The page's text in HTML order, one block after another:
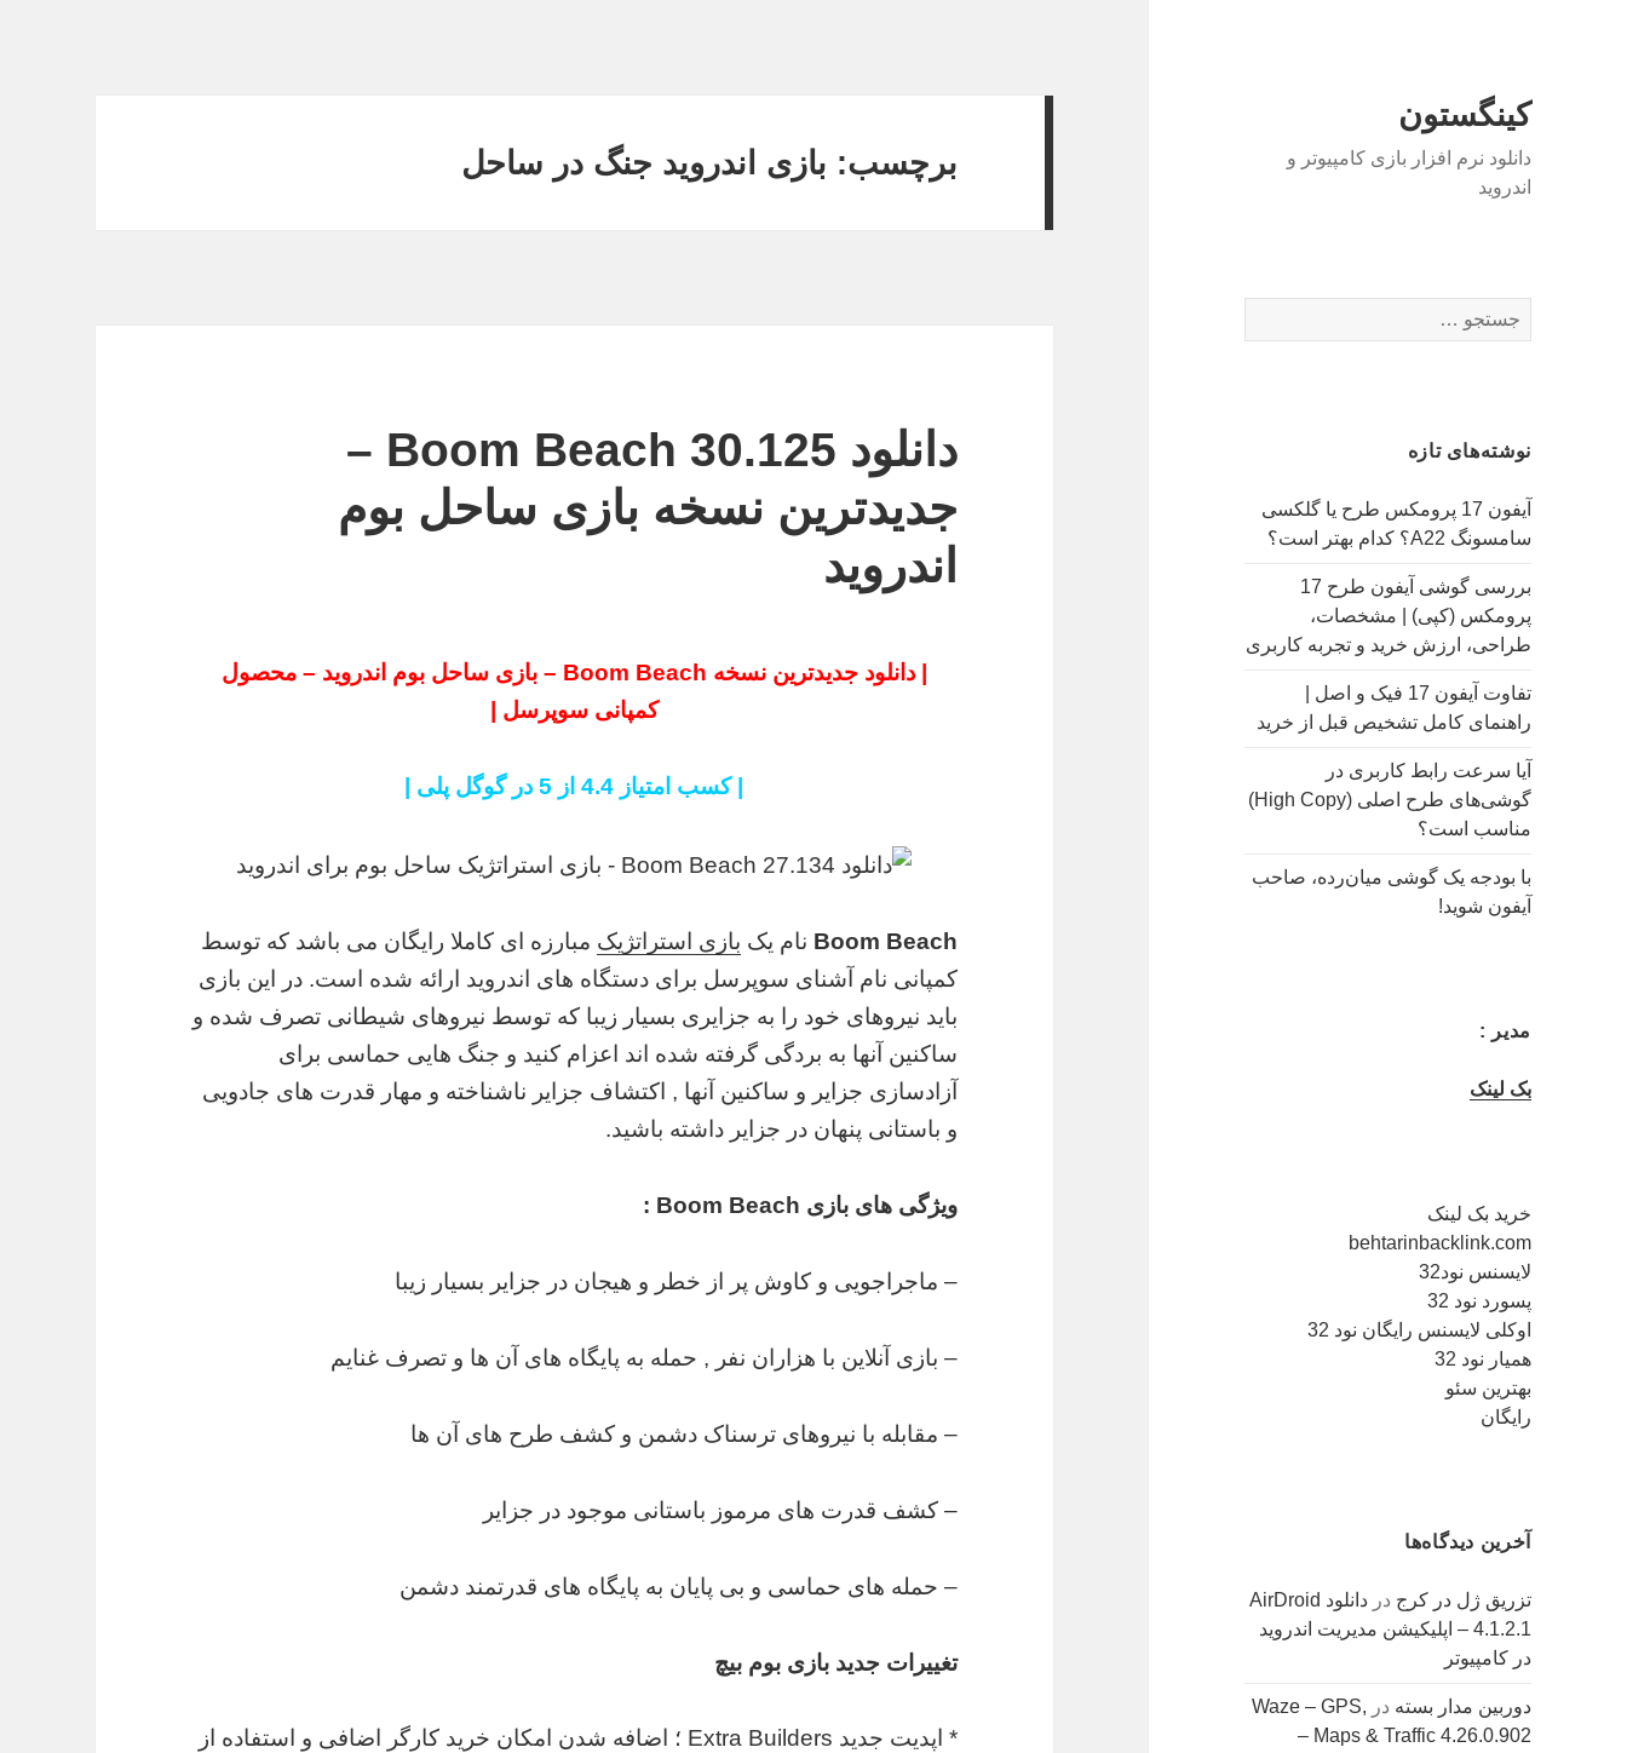
کینگستون
دانلود نرم افزار بازی کامپیوتر و
اندروید
برای:
نوشته‌های تازه
آیفون 17 پرومکس طرح یا گلکسی
سامسونگ A22؟ کدام بهتر است؟
بررسی گوشی آیفون طرح 17
پرومکس (کپی) | مشخصات،
طراحی، ارزش خرید و تجربه کاربری
تفاوت آیفون 17 فیک و اصل |
راهنمای کامل تشخیص قبل از خرید
آیا سرعت رابط کاربری در
گوشی‌های طرح اصلی (High Copy)
مناسب است؟
با بودجه یک گوشی میان‌رده، صاحب
آیفون شوید!
مدیر :
بک لینک
خرید بک لینک
behtarinbacklink.com
لایسنس نود32
پسورد نود 32
اوکلی لایسنس رایگان نود 32
همیار نود 32
بهترین سئو
رایگان
آخرین دیدگاه‌ها
تزریق ژل در کرج در
دانلود AirDroid
4.1.2.1 – اپلیکیشن مدیریت اندروید
در کامپیوتر
دوربین مدار بسته در Waze – GPS,
Maps & Traffic 4.26.0.902 –
برچسب: بازی اندروید جنگ در ساحل
دانلود Boom Beach 30.125 –
جدیدترین نسخه بازی ساحل بوم
اندروید
| دانلود جدیدترین نسخه Boom Beach – بازی ساحل بوم اندروید – محصول
کمپانی سوپرسل |
| کسب امتیاز 4.4 از 5 در گوگل پلی |
Boom Beach نام یک بازی استراتژیک مبارزه ای کاملا رایگان می باشد که توسط
کمپانی نام آشنای سوپرسل برای دستگاه های اندروید ارائه شده است. در این بازی
باید نیروهای خود را به جزایری بسیار زیبا که توسط نیروهای شیطانی تصرف شده و
ساکنین آنها به بردگی گرفته شده اند اعزام کنید و جنگ هایی حماسی برای
آزادسازی جزایر و ساکنین آنها , اکتشاف جزایر ناشناخته و مهار قدرت های جادویی
و باستانی پنهان در جزایر داشته باشید.
ویژگی های بازی Boom Beach :
– ماجراجویی و کاوش پر از خطر و هیجان در جزایر بسیار زیبا
– بازی آنلاین با هزاران نفر , حمله به پایگاه های آن ها و تصرف غنایم
– مقابله با نیروهای ترسناک دشمن و کشف طرح های آن ها
– کشف قدرت های مرموز باستانی موجود در جزایر
– حمله های حماسی و بی پایان به پایگاه های قدرتمند دشمن
تغییرات جدید بازی بوم بیچ
* اپدیت جدید Extra Builders ؛ اضافه شدن امکان خرید کارگر اضافی و استفاده از